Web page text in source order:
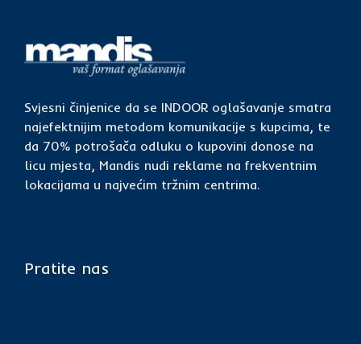
Svjesni činjenice da se INDOOR oglašavanje smatra
najefektnijim metodom komunikacije s kupcima, te
da 70% potrošača odluku o kupovini donose na
licu mjesta, Mandis nudi reklame na frekventnim
lokacijama u najvećim tržnim centrima.
Pratite nas